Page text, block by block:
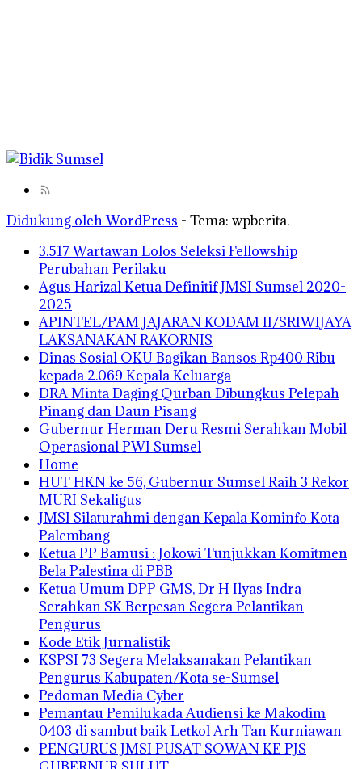
Didukung oleh WordPress - Tema: wpberita.
3.517 Wartawan Lolos Seleksi Fellowship
Perubahan Perilaku
Agus Harizal Ketua Definitif JMSI Sumsel 2020-
2025
APINTEL/PAM JAJARAN KODAM II/SRIWIJAYA
LAKSANAKAN RAKORNIS
Dinas Sosial OKU Bagikan Bansos Rp400 Ribu
kepada 2.069 Kepala Keluarga
DRA Minta Daging Qurban Dibungkus Pelepah
Pinang dan Daun Pisang
Gubernur Herman Deru Resmi Serahkan Mobil
Operasional PWI Sumsel
Home
HUT HKN ke 56, Gubernur Sumsel Raih 3 Rekor
MURI Sekaligus
JMSI Silaturahmi dengan Kepala Kominfo Kota
Palembang
Ketua PP Bamusi : Jokowi Tunjukkan Komitmen
Bela Palestina di PBB
Ketua Umum DPP GMS, Dr H Ilyas Indra
Serahkan SK Berpesan Segera Pelantikan
Pengurus
Kode Etik Jurnalistik
KSPSI 73 Segera Melaksanakan Pelantikan
Pengurus Kabupaten/Kota se-Sumsel
Pedoman Media Cyber
Pemantau Pemilukada Audiensi ke Makodim
0403 di sambut baik Letkol Arh Tan Kurniawan
PENGURUS JMSI PUSAT SOWAN KE PJS